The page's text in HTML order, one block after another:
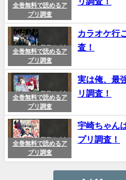
全巻無料で読めるア
プリ調査
全巻無料で読めるア
プリ調査
カラオケ行
査！
全巻無料で読めるア
プリ調査
実は俺、最
リ調査！
全巻無料で読めるア
プリ調査
宇崎ちゃん
プリ調査！